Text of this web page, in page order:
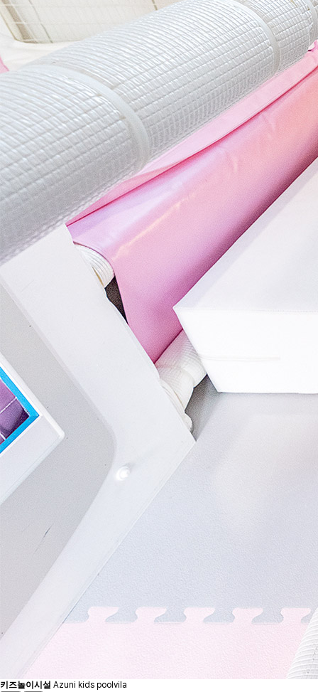
키즈놀이시설 Azuni kids poolvila